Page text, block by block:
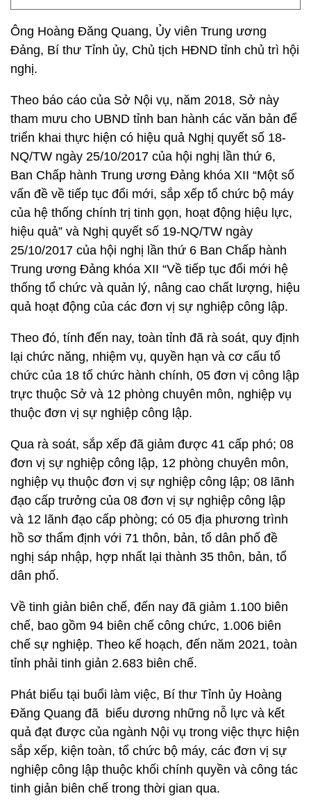
Ông Hoàng Đăng Quang, Ủy viên Trung ương
Đảng, Bí thư Tỉnh ủy, Chủ tịch HĐND tỉnh chủ trì hội
nghị.
Theo báo cáo của Sở Nội vụ, năm 2018, Sở này
tham mưu cho UBND tỉnh ban hành các văn bản để
triển khai thực hiện có hiệu quả Nghị quyết số 18-
NQ/TW ngày 25/10/2017 của hội nghị lần thứ 6,
Ban Chấp hành Trung ương Đảng khóa XII “Một số
vấn đề về tiếp tục đổi mới, sắp xếp tổ chức bộ máy
của hệ thống chính trị tinh gọn, hoạt động hiệu lực,
hiệu quả” và Nghị quyết số 19-NQ/TW ngày
25/10/2017 của hội nghị lần thứ 6 Ban Chấp hành
Trung ương Đảng khóa XII “Về tiếp tục đổi mới hệ
thống tổ chức và quản lý, nâng cao chất lượng, hiệu
quả hoạt động của các đơn vị sự nghiệp công lập.
Theo đó, tính đến nay, toàn tỉnh đã rà soát, quy định
lại chức năng, nhiệm vụ, quyền hạn và cơ cấu tổ
chức của 18 tổ chức hành chính, 05 đơn vị công lập
trực thuộc Sở và 12 phòng chuyên môn, nghiệp vụ
thuộc đơn vị sự nghiệp công lập.
Qua rà soát, sắp xếp đã giảm được 41 cấp phó; 08
đơn vị sự nghiệp công lập, 12 phòng chuyên môn,
nghiệp vụ thuộc đơn vị sự nghiệp công lập; 08 lãnh
đạo cấp trưởng của 08 đơn vị sự nghiệp công lập
và 12 lãnh đạo cấp phòng; có 05 địa phương trình
hồ sơ thẩm định với 71 thôn, bản, tổ dân phố đề
nghị sáp nhập, hợp nhất lại thành 35 thôn, bản, tổ
dân phố.
Về tinh giản biên chế, đến nay đã giảm 1.100 biên
chế, bao gồm 94 biên chế công chức, 1.006 biên
chế sự nghiệp. Theo kế hoạch, đến năm 2021, toàn
tỉnh phải tinh giản 2.683 biên chế.
Phát biểu tại buổi làm việc, Bí thư Tỉnh ủy Hoàng
Đăng Quang đã biểu dương những nỗ lực và kết
quả đạt được của ngành Nội vụ trong việc thực hiện
sắp xếp, kiện toàn, tổ chức bộ máy, các đơn vị sự
nghiệp công lập thuộc khối chính quyền và công tác
tinh giản biên chế trong thời gian qua.